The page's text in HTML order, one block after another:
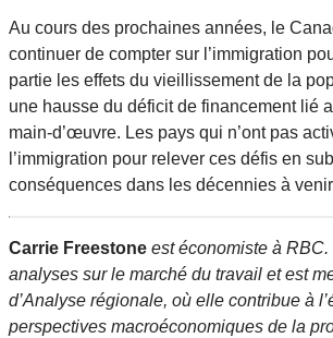
Au cours des prochaines années, le
continuer de compter sur l’immigration
partie les effets du vieillissement de la
une hausse du déficit de financement lié
main-d’œuvre. Les pays qui n’ont pas
l’immigration pour relever ces défis en
conséquences dans les décennies à
Carrie Freestone est économiste à
analyses sur le marché du travail et est
d’Analyse régionale, où elle contribue à
perspectives macroéconomiques de la